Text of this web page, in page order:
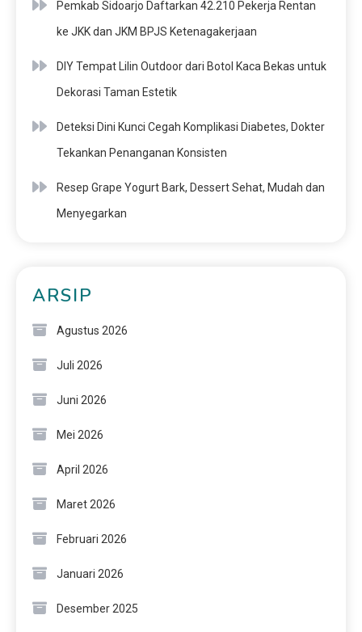
Pemkab Sidoarjo Daftarkan 42.210 Pekerja Rentan
ke JKK dan JKM BPJS Ketenagakerjaan
DIY Tempat Lilin Outdoor dari Botol Kaca Bekas untuk
Dekorasi Taman Estetik
Deteksi Dini Kunci Cegah Komplikasi Diabetes, Dokter
Tekankan Penanganan Konsisten
Resep Grape Yogurt Bark, Dessert Sehat, Mudah dan
Menyegarkan
ARSIP
Agustus 2026
Juli 2026
Juni 2026
Mei 2026
April 2026
Maret 2026
Februari 2026
Januari 2026
Desember 2025